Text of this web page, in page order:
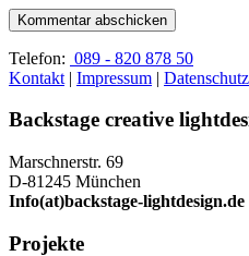
Telefon: 089 - 820 878 50
Kontakt | Impressum | Datenschutz
Backstage creative
Marschnerstr. 69
D-81245 München
Info(at)backstage-lightdesign.de
Projekte